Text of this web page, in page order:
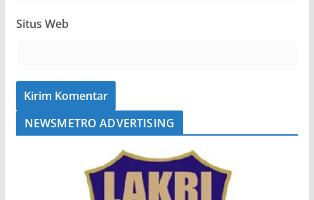
Situs Web
NEWSMETRO ADVERTISING